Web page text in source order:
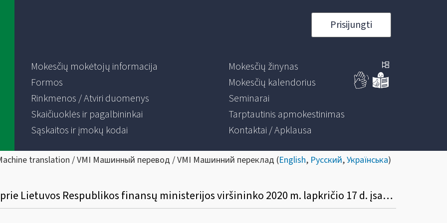
Prisijungti
Mokesčių mokėtojų informacija
Formos
Rinkmenos / Atviri duomenys
Skaičiuoklės ir pagalbininkai
Sąskaitos ir įmokų kodai
Mokesčių žinynas
Mokesčių kalendorius
Seminarai
Tarptautinis apmokestinimas
Kontaktai / Apklausa
translation / VMI Машинный перевод / VMI Машинний переклад (English, Русский,Українська)
Dėl Valstybinės Mokesčių Inspekcijos prie Lietuvos Respublikos finansų ministerijos viršininko 2020 m. lapkričio 17 d. įsakymo Nr. VA-80 „Dėl laikino konsultacijų ir informacijos teikimo pokalbių neįrašančiais telefonais valstybės lygio ekstremaliosios situacijos metu“ patvirtinimo